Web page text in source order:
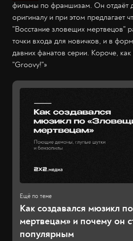
фильмы по франшизам. Он отдаёт
оригиналу и при этом предлагает
"Восстание зловещих мертвецов"
точки входа для новичков, и в
давних фанатов серии. Короче,
"Groovy!"»
Как создавался мюзикл
мертвецам» и почему он
популярным